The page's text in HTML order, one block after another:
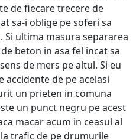
de fiecare trecere de
sa-i oblige pe soferi sa
Si ultima masura separarea
beton in asa fel incat sa
de mers pe altul. Si eu
de pe acelasi
un prieten in comuna
un punct negru pe acest
macar acum in ceasul al
trafic de pe drumurile